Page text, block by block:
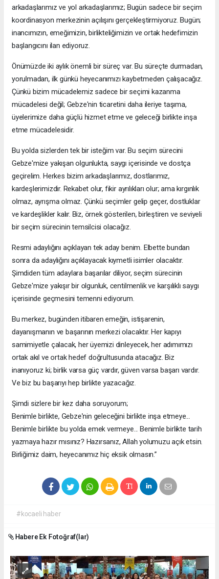
arkadaşlarımız ve yol arkadaşlarımız; Bugün sadece bir seçim
koordinasyon merkezinin açılışını gerçekleştirmiyoruz. Bugün;
inancımızın, emeğimizin, birlikteliğimizin ve ortak hedefimizin
başlangıcını ilan ediyoruz.
Önümüzde iki aylık önemli bir süreç var. Bu süreçte durmadan,
yorulmadan, ilk günkü heyecanımızı kaybetmeden çalışacağız.
Çünkü bizim mücadelemiz sadece bir seçimi kazanma
mücadelesi değil; Gebze'nin ticaretini daha ileriye taşıma,
üyelerimize daha güçlü hizmet etme ve geleceği birlikte inşa
etme mücadelesidir.
Bu yolda sizlerden tek bir isteğim var. Bu seçim sürecini
Gebze'mize yakışan olgunlukta, saygı içerisinde ve dostça
geçirelim. Herkes bizim arkadaşlarımız, dostlarımız,
kardeşlerimizdir. Rekabet olur, fikir ayrılıkları olur; ama kırgınlık
olmaz, ayrışma olmaz. Çünkü seçimler gelip geçer, dostluklar
ve kardeşlikler kalır. Biz, örnek gösterilen, birleştiren ve seviyeli
bir seçim sürecinin temsilcisi olacağız.
Resmi adaylığını açıklayan tek aday benim. Elbette bundan
sonra da adaylığını açıklayacak kıymetli isimler olacaktır.
Şimdiden tüm adaylara başarılar diliyor, seçim sürecinin
Gebze'mize yakışır bir olgunluk, centilmenlik ve karşılıklı saygı
içerisinde geçmesini temenni ediyorum.
Bu merkez, bugünden itibaren emeğin, istişarenin,
dayanışmanın ve başarının merkezi olacaktır. Her kapıyı
samimiyetle çalacak, her üyemizi dinleyecek, her adımımızı
ortak akıl ve ortak hedef doğrultusunda atacağız. Biz
inanıyoruz ki; birlik varsa güç vardır, güven varsa başarı vardır.
Ve biz bu başarıyı hep birlikte yazacağız.
Şimdi sizlere bir kez daha soruyorum;
Benimle birlikte, Gebze'nin geleceğini birlikte inşa etmeye...
Benimle birlikte bu yolda emek vermeye... Benimle birlikte tarih
yazmaya hazır mısınız? Hazırsanız, Allah yolumuzu açık etsin.
Birliğimiz daim, heyecanımız hiç eksik olmasın.”
#kocaeli haber
Habere Ek Fotoğraf(lar)